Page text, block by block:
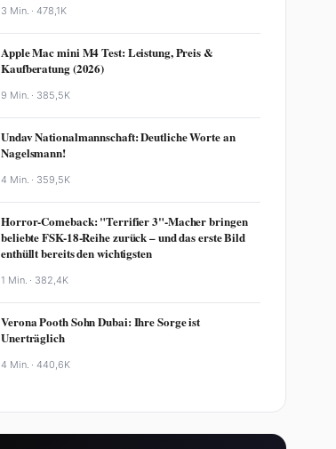
3 Min. ·478,1K
Apple Mac mini M4 Test: Leistung, Preis &
Kaufberatung (2026)
9 Min. · 385,5K
Undav Nationalmannschaft: Deutliche Worte an
Nagelsmann!
4 Min. · 359,5K
Horror-Comeback: "Terrifier 3"-Macher bringen
beliebte FSK-18-Reihe zurück – und das erste Bild
enthüllt bereits den wichtigsten
1 Min. · 382,4K
Verona Pooth Sohn Dubai: Ihre Sorge ist
Unerträglich
4 Min. ·440,6K